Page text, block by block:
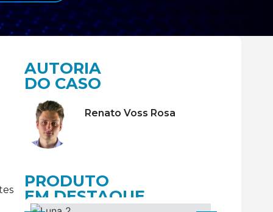
AUTORIA
DO CASO
Renato Voss Rosa
PRODUTO
EM DESTAQUE